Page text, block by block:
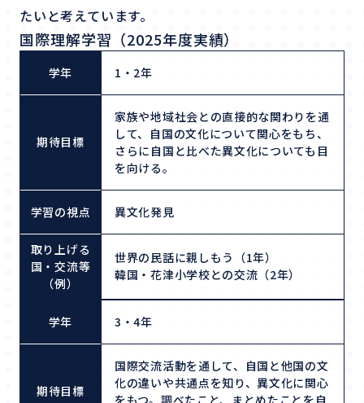
たいと考えています。
国際理解学習（2025年度実績）
学年 1・2年
期待目標
家族や地域社会との直接的な関わりを通
して、自国の文化について関心をもち、
さらに自国と比べた異文化についても目
を向ける。
学習の視点 異文化発見
取り上げる
国・交流等
（例）
世界の民話に親しもう（1年）
韓国・花津小学校との交流（2年）
学年 3・4年
期待目標
国際交流活動を通して、自国と他国の文
化の違いや共通点を知り、異文化に関心
をもつ。調べたこと、まとめたことを自